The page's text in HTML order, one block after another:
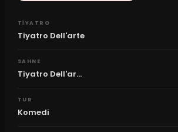
TIYATRO
Tiyatro Dell'arte
SAHNE
Tiyatro Dell'ar...
TUR
Komedi